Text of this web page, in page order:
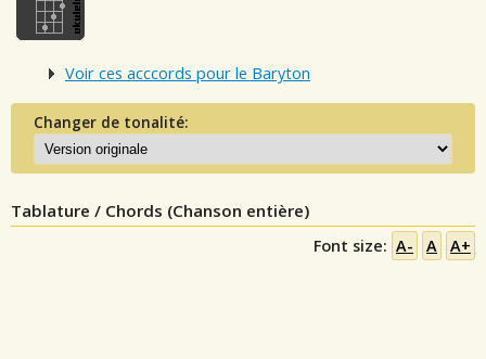
Voir ces acccords pour le Baryton
Changer de tonalité:
Tablature / Chords (Chanson entière)
Font size: A- A A+